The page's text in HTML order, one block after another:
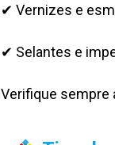
✔ Vernizes e
✔ Selantes e
Verifique sempre